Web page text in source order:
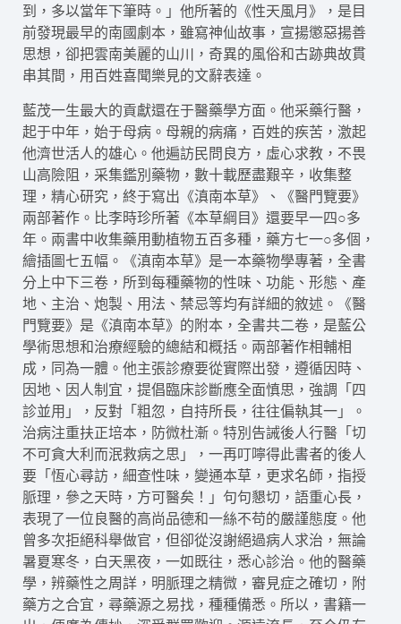
到，多以當年下筆時。」他所著的《性天風月》，是目
前發現最早的南國劇本，雖寫神仙故事，宣揚懲惡揚善
思想，卻把雲南美麗的山川，奇異的風俗和古跡典故貫
串其間，用百姓喜聞樂見的文辭表達。
藍茂一生最大的貢獻還在于醫藥學方面。他采藥行醫，
起于中年，始于母病。母親的病痛，百姓的疾苦，激起
他濟世活人的雄心。他遍訪民問良方，虛心求教，不畏
山高險阻，采集鑑別藥物，數十載歷盡艱辛，收集整
理，精心研究，終于寫出《滇南本草》、《醫門覽要》
兩部著作。比李時珍所著《本草綱目》還要早一四○多
年。兩書中收集藥用動植物五百多種，藥方七一○多個，
繪插圖七五幅。《滇南本草》是一本藥物學專著，全書
分上中下三卷，所到每種藥物的性味、功能、形態、產
地、主治、炮製、用法、禁忌等均有詳細的敘述。《醫
門覽要》是《滇南本草》的附本，全書共二卷，是藍公
學術思想和治療經驗的總結和概括。兩部著作相輔相
成，同為一體。他主張診療要從實際出發，遵循因時、
因地、因人制宜，提倡臨床診斷應全面慎思，強調「四
診並用」，反對「粗忽，自持所長，往往偏執其一」。
治病注重扶正培本，防微杜漸。特別告誡後人行醫「切
不可貪大利而泯救病之思」，一再叮嚀得此書者的後人
要「恆心尋訪，細查性味，變通本草，更求名師，指授
脈理，參之天時，方可醫矣！」句句懇切，語重心長，
表現了一位良醫的高尚品德和一絲不苟的嚴謹態度。他
曾多次拒絕科舉做官，但卻從沒謝絕過病人求治，無論
暑夏寒冬，白天黑夜，一如既往，悉心診治。他的醫藥
學，辨藥性之周詳，明脈理之精微，審見症之確切，附
藥方之合宜，尋藥源之易找，種種備悉。所以，書籍一